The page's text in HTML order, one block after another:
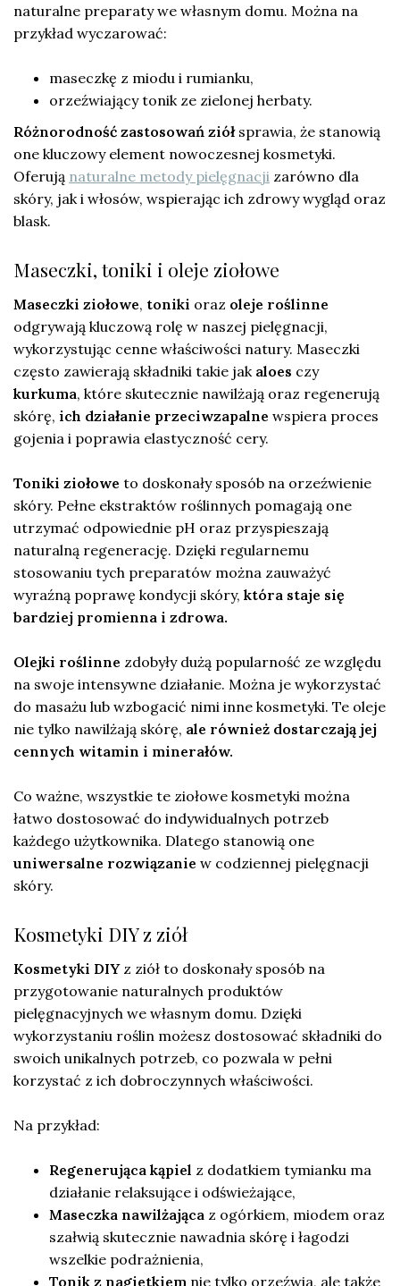
naturalne preparaty we własnym domu. Można na
przykład wyczarować:
maseczkę z miodu i rumianku,
orzeźwiający tonik ze zielonej herbaty.
Różnorodność zastosowań ziółsprawia, że stanowią
one kluczowy element nowoczesnej kosmetyki.
Oferują naturalne metody pielęgnacji zarówno dla
skóry, jak i włosów, wspierając ich zdrowy wygląd oraz
blask.
Maseczki, toniki i oleje ziołowe
Maseczki ziołowe, toniki oraz oleje roślinne
odgrywają kluczową rolę w naszej pielęgnacji,
wykorzystując cenne właściwości natury. Maseczki
często zawierają składniki takie jak aloes czy
kurkuma, które skutecznie nawilżają oraz regenerują
skórę, ich działanie przeciwzapalne wspiera proces
gojenia i poprawia elastyczność cery.
Toniki ziołowe to doskonały sposób na orzeźwienie
skóry. Pełne ekstraktów roślinnych pomagają one
utrzymać odpowiednie pH oraz przyspieszają
naturalną regenerację. Dzięki regularnemu
stosowaniu tych preparatów można zauważyć
wyraźną poprawę kondycji skóry, która staje się
bardziej promienna i zdrowa.
Olejki roślinne zdobyły dużą popularność ze względu
na swoje intensywne działanie. Można je wykorzystać
do masażu lub wzbogacić nimi inne kosmetyki. Te oleje
nie tylko nawilżają skórę, ale również dostarczają jej
cennych witamin i minerałów.
Co ważne, wszystkie te ziołowe kosmetyki można
łatwo dostosować do indywidualnych potrzeb
każdego użytkownika. Dlatego stanowią one
uniwersalne rozwiązanie w codziennej pielęgnacji
skóry.
Kosmetyki DIY z ziół
Kosmetyki DIYz ziół to doskonały sposób na
przygotowanie naturalnych produktów
pielęgnacyjnych we własnym domu. Dzięki
wykorzystaniu roślin możesz dostosować składniki do
swoich unikalnych potrzeb, co pozwala w pełni
korzystać z ich dobroczynnych właściwości.
Na przykład:
Regenerująca kąpiel z dodatkiem tymianku ma
działanie relaksujące i odświeżające,
Maseczka nawilżająca z ogórkiem, miodem oraz
szałwią skutecznie nawadnia skórę i łagodzi
wszelkie podrażnienia,
Tonik z nagietkiem nie tylko orzeźwia, ale także